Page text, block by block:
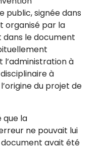
public, signée dans
organisé par la
dans le document
l’administration à
à
du projet de
que la
ne pouvait lui
avait été